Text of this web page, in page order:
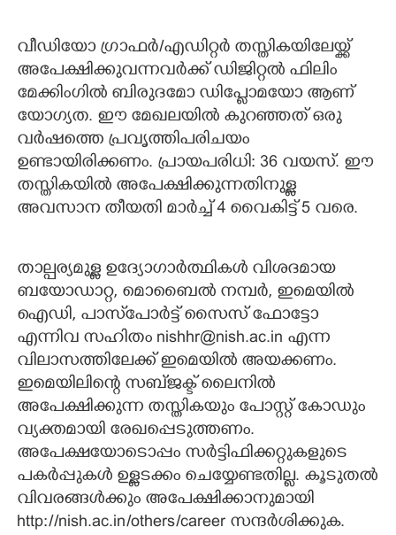
വീഡിയോ ഗ്രാഫർ/എഡിറ്റർ തസ്തികയിലേയ്ക്ക്
അപേക്ഷിക്കുവന്നവർക്ക് ഡിജിറ്റൽ ഫിലിം
മേക്കിംഗിൽ ബിരുദമോ ഡിപ്ലോമയോ ആണ്
യോഗ്യത. ഈ മേഖലയിൽ കുറഞ്ഞത് ഒരു
വർഷത്തെ പ്രവൃത്തിപരിചയം
ഉണ്ടായിരിക്കണം. പ്രായപരിധി: 36 വയസ്. ഈ
തസ്തികയിൽ അപേക്ഷിക്കുന്നതിനുള്ള
അവസാന തീയതി മാർച്ച് 4 വൈകിട്ട് 5 വരെ.
താല്പര്യമുള്ള ഉദ്യോഗാർത്ഥികൾ വിശദമായ
ബയോഡാറ്റ, മൊബൈൽ നമ്പർ, ഇമെയിൽ
ഐഡി, പാസ്‌പോർട്ട് സൈസ് ഫോട്ടോ
എന്നിവ സഹിതം nishhr@nish.ac.in എന്ന
വിലാസത്തിലേക്ക് ഇമെയിൽ അയക്കണം.
ഇമെയിലിന്റെ സബ്ജക്ട് ലൈനിൽ
അപേക്ഷിക്കുന്ന തസ്തികയും പോസ്റ്റ് കോഡും
വ്യക്തമായി രേഖപ്പെടുത്തണം.
അപേക്ഷയോടൊപ്പം സർട്ടിഫിക്കറ്റുകളുടെ
പകർപ്പുകൾ ഉള്ളടക്കം ചെയ്യേണ്ടതില്ല. കൂടുതൽ
വിവരങ്ങൾക്കും അപേക്ഷിക്കാനുമായി
http://nish.ac.in/others/career സന്ദർശിക്കുക.